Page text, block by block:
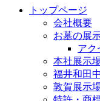
トップページ
会社概要
お墓の展
アク
本社展示
福井和田
敦賀展示